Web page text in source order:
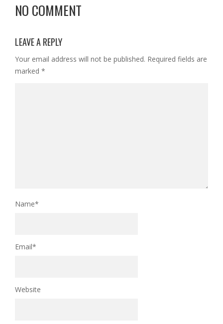
NO COMMENT
LEAVE A REPLY
Your email address will not be published. Required fields are
marked *
Name*
Email*
Website